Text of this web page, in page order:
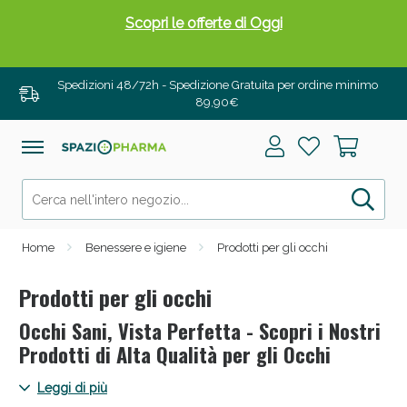
Spedizioni 48/72h - Spedizione Gratuita per ordine minimo
89,90€
Home Benessere e igiene Prodotti per gli occhi
Prodotti per gli occhi
Occhi Sani, Vista Perfetta - Scopri i Nostri
Prodotti di Alta Qualità per gli Occhi
Scopri occhi sani e vista perfetta con Spaziopharma.it. Dalle
Leggi di più
Drenanti e Pancia Piatta: Sconti fino al 55% validi
Salini e Multivitaminici: oggi Sconto extra fino al
50%!